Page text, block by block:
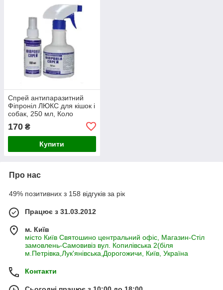
Спрей антипаразитний
Фіпроніл ЛЮКС для кішок і
собак, 250 мл, Коло
170 ₴
Купити
Про нас
49% позитивних з 158 відгуків за рік
Працює з 31.03.2012
м. Київ
місто Київ Святошино центральний офіс, Магазин-Стіл
замовлень-Самовивіз вул. Копилівська 2(біля
м.Петрівка,Лук'янівська,Дорогожичи, Київ, Україна
Контакти